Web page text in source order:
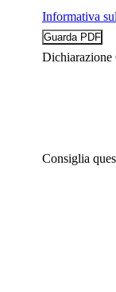
Informativa
Dichiarazione
Consiglia